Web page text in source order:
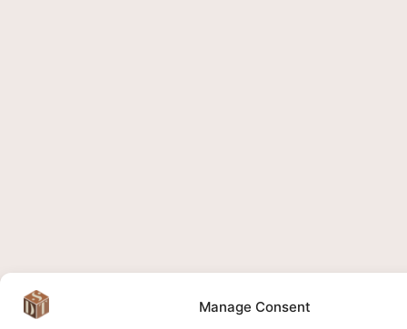
Manage Consent